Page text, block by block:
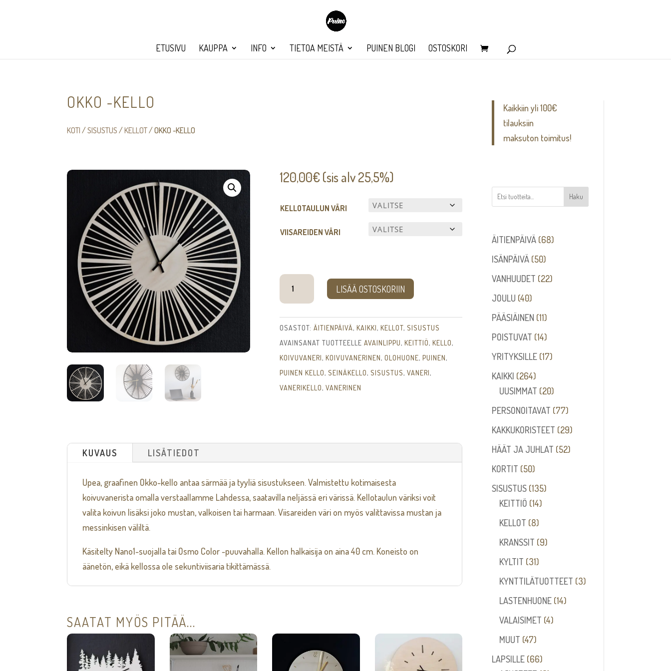
ETUSIVU KAUPPA INFO TIETOA MEISTÄ PUINEN BLOGI OSTOSKORI
OKKO -KELLO
KOTI /SISUSTUS /KELLOT/ OKKO -KELLO
120,00€ (sis alv 25,5%)
KELLOTAULUN VÄRI
VIISAREIDEN VÄRI
Okko
määrä
LISÄÄ OSTOSKORIIN
OSASTOT: ÄITIENPÄIVÄ, KAIKKI, KELLOT, SISUSTUS
AVAINSANAT TUOTTEELLE AVAINLIPPU, KEITTIÖ, KELLO,
KOIVUVANERI, KOIVUVANERINEN, OLOHUONE, PUINEN,
PUINEN KELLO, SEINÄKELLO, SISUSTUS, VANERI,
VANERIKELLO, VANERINEN
KUVAUS LISÄTIEDOT
Upea, graafinen Okko-kello antaa särmää ja tyyliä sisustukseen. Valmistettu kotimaisesta
koivuvanerista omalla verstaallamme Lahdessa, saatavilla neljässä eri värissä. Kellotaulun väriksi voit
valita koivun lisäksi joko mustan, valkoisen tai harmaan. Viisareiden väri on myös valittavissa mustan ja
messinkisen väliltä.
Käsitelty Nano1-suojalla tai Osmo Color -puuvahalla. Kellon halkaisija on aina 40 cm. Koneisto on
äänetön, eikä kellossa ole sekuntiviisaria tikittämässä.
SAATAT MYÖS PITÄÄ...
Kaikkiin yli 100€
tilauksiin
maksuton toimitus!
Haku
ÄITIENPÄIVÄ 6868
ISÄNPÄIVÄ 5050
tuotetta
VANHUUDET 2222
JOULU 4040
tuotetta
PÄÄSIÄINEN 1111
tuotetta
POISTUVAT 1414
tuotetta
YRITYKSILLE 1717
KAIKKI 264264
tuotetta
UUSIMMAT 2020
tuotetta
PERSONOITAVAT 7777
tuotetta
KAKKUKORISTEET 2929
tuotetta
HÄÄT JA JUHLAT 5252
KORTIT 5050
tuotetta
SISUSTUS 135135
KEITTIÖ 1414
KELLOT 88
tuotetta
KRANSSIT 99
KYLTIT 3131
tuotetta
KYNTTILÄTUOTTEET 33
LASTENHUONE 1414
VALAISIMET 44
MUUT 4747
tuotetta
LAPSILLE 6666